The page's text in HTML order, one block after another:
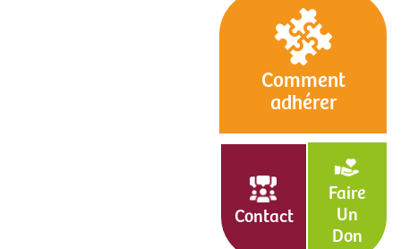
Comment
adhérer
Contact
Faire
Un
Don